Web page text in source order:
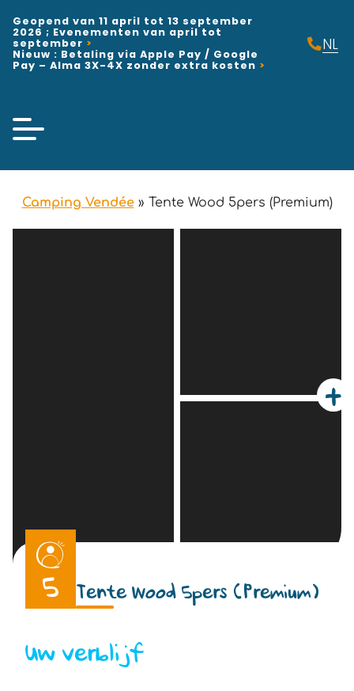
Geopend van 11 april tot 13 september
2026 ; Evenementen van april tot
september
Nieuw : Betaling via Apple Pay / Google
Pay – Alma 3X-4X zonder extra kosten
NL
Camping Vendée» Tente Wood 5pers (Premium)
+
5 Tente Wood 5pers (Premium)
Uw verblijf